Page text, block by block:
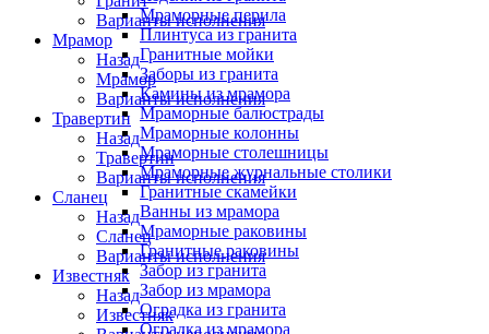
Мраморные перила
Плинтуса из гранита
Гранитные мойки
Заборы из гранита
Камины из мрамора
Мраморные балюстрады
Мраморные колонны
Мраморные столешницы
Мраморные журнальные столики
Гранитные скамейки
Ванны из мрамора
Мраморные раковины
Гранитные раковины
Забор из гранита
Забор из мрамора
Оградка из гранита
Оградка из мрамора
Варианты исполнения
Мрамор
Назад
Мрамор
Варианты исполнения
Травертин
Назад
Травертин
Варианты исполнения
Сланец
Назад
Сланец
Варианты исполнения
Известняк
Назад
Известняк